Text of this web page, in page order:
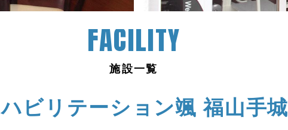
FACILITY
施設一覧
ビリテーション颯 福山手城